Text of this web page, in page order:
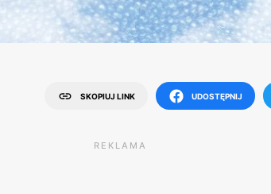
SKOPIUJ LINK UDOSTĘPNIJ
REKLAMA